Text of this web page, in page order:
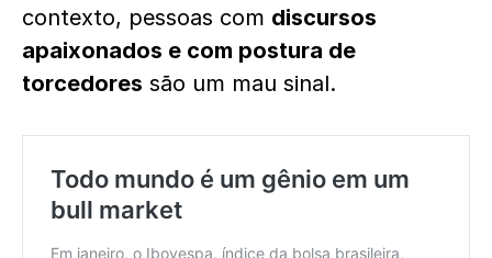
contexto, pessoas com discursos
apaixonados e com postura de
torcedores são um mau sinal.